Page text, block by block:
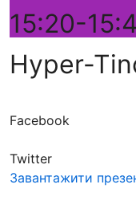
15:20-
Hyper-
Facebook
Twitter
Завантажити